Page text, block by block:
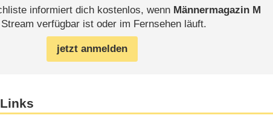
informiert dich kostenlos, wenn Männermagazin M
verfügbar ist oder im Fernsehen läuft.
jetzt anmelden